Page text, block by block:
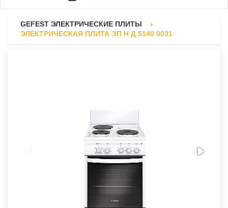
GEFEST ЭЛЕКТРИЧЕСКИЕ ПЛИТЫ
ЭЛЕКТРИЧЕСКАЯ ПЛИТА ЭП Н Д 5140 0031